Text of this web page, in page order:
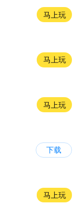
马上玩
马上玩
马上玩
下载
马上玩